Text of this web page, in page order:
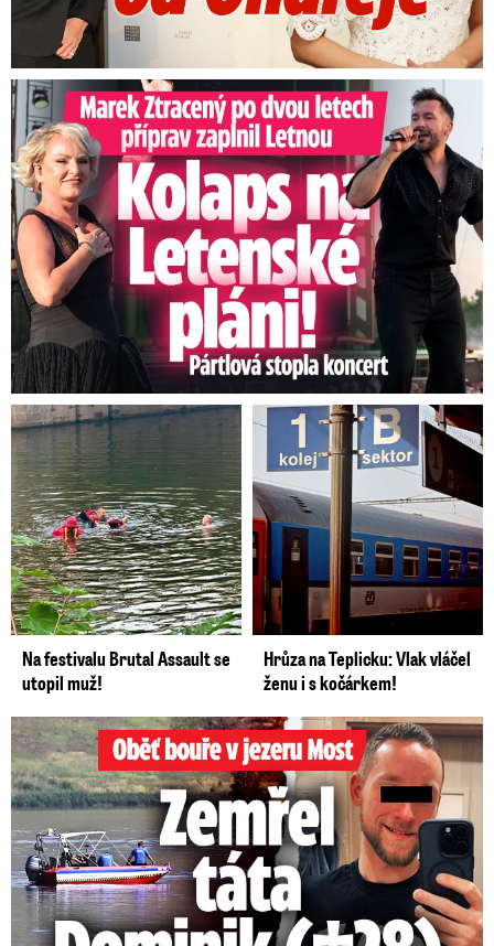
Marek Ztracený na Letné: Pártlová stopla koncert
Na festivalu Brutal Assault se
utopil muž!
Hrůza na Teplicku: Vlak vláčel
ženu i s kočárkem!
Oběť bouře v jezeru Most: Zemřel táta Dominik (†28)